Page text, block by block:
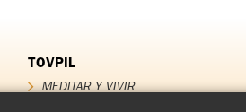
TOVPIL
MEDITAR Y VIVIR